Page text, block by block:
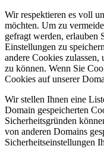
Wir respektieren es voll
möchten. Um zu
gefragt werden, erlauben
Einstellungen zu
andere Cookies
zu können. Wenn Sie
Cookies auf unserer
Wir stellen Ihnen eine
Domain gespeicherten
Sicherheitsgründen
von anderen Domains
Sicherheitseinstellungen